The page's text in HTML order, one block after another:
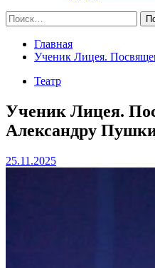
Найти:
Главная
Ученик Лицея.
Театр
Ученик Лицея.
Александру
25.11.2025